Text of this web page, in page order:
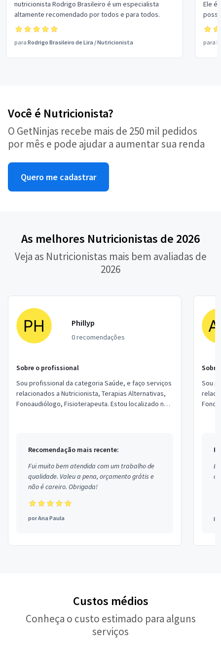
nutricionista Rodrigo Brasileiro é um especialista
altamente recomendado por todos e para todos.
para Rodrigo Brasileiro de Lira /Nutricionista
Ele é
para
Você é Nutricionista?
O GetNinjas recebe mais de 250 mil pedidos
por mês e pode ajudar a aumentar sua renda
Quero me cadastrar
As melhores Nutricionistas de 2026
Veja as Nutricionistas mais bem avaliadas de
2026
Phillyp
0 recomendações
Sobre o profissional
Sou profissional da categoria Saúde, e faço serviços
relacionados a Nutricionista, Terapias Alternativas,
Fonoaudiólogo, Fisioterapeuta. Estou localizado no
Recomendação mais recente:
Fui muito bem atendida com um trabalho de
qualidade. Valeu a pena, orçamento grátis e
não é careiro. Obrigada!
porAna Paula
Sou
Custos médios
Conheça o custo estimado para alguns
serviços